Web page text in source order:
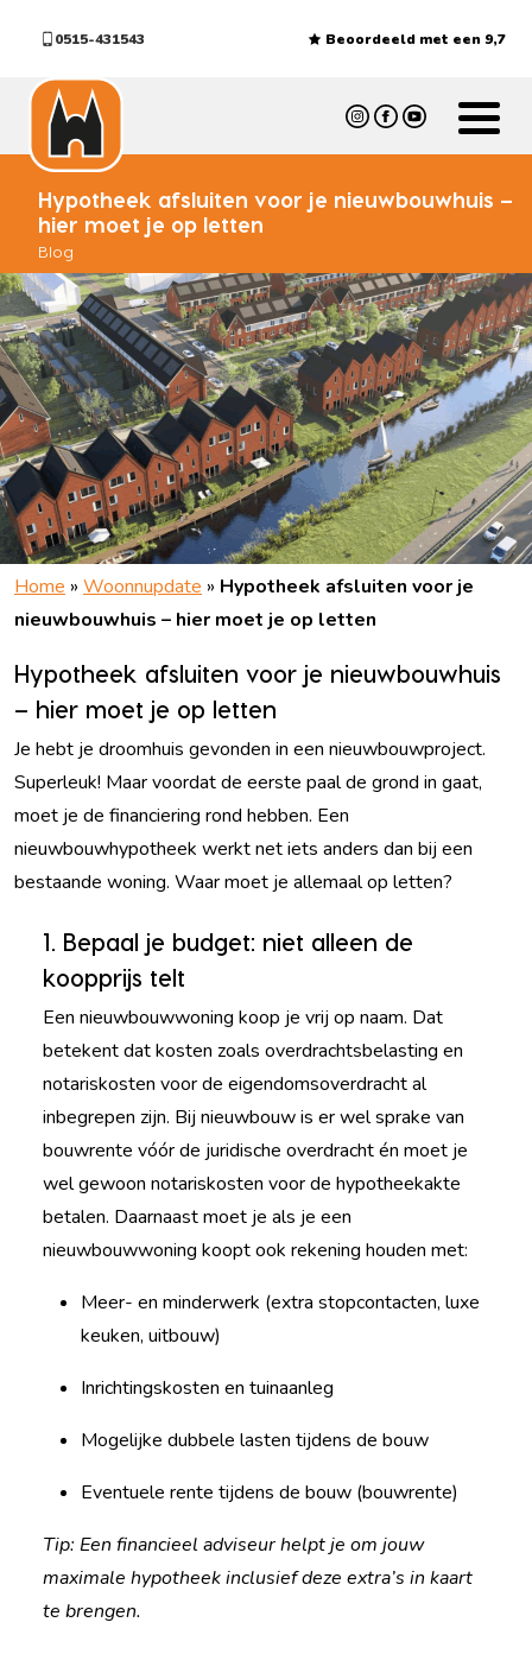
0515-431543 Beoordeeld met een 9,7
Hypotheek afsluiten voor je nieuwbouwhuis –
hier moet je op letten
Blog
Home » Woonnupdate » Hypotheek afsluiten voor je
nieuwbouwhuis – hier moet je op letten
Hypotheek afsluiten voor je nieuwbouwhuis
– hier moet je op letten
Je hebt je droomhuis gevonden in een nieuwbouwproject.
Superleuk! Maar voordat de eerste paal de grond in gaat,
moet je de financiering rond hebben. Een
nieuwbouwhypotheek werkt net iets anders dan bij een
bestaande woning. Waar moet je allemaal op letten?
1. Bepaal je budget: niet alleen de
koopprijs telt
Een nieuwbouwwoning koop je vrij op naam. Dat
betekent dat kosten zoals overdrachtsbelasting en
notariskosten voor de eigendomsoverdracht al
inbegrepen zijn. Bij nieuwbouw is er wel sprake van
bouwrente vóór de juridische overdracht én moet je
wel gewoon notariskosten voor de hypotheekakte
betalen. Daarnaast moet je als je een
nieuwbouwwoning koopt ook rekening houden met:
Meer- en minderwerk (extra stopcontacten, luxe
keuken, uitbouw)
Inrichtingskosten en tuinaanleg
Mogelijke dubbele lasten tijdens de bouw
Eventuele rente tijdens de bouw (bouwrente)
Tip: Een financieel adviseur helpt je om jouw
maximale hypotheek inclusief deze extra’s in kaart
te brengen.